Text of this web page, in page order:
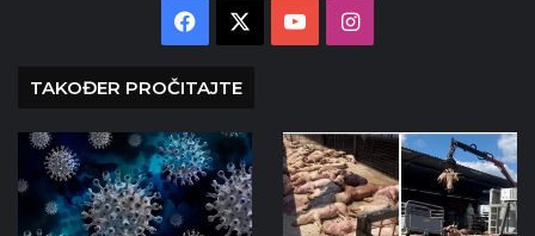
Facebook YouTubeInstagram
TAKOĐER PROČITAJTE